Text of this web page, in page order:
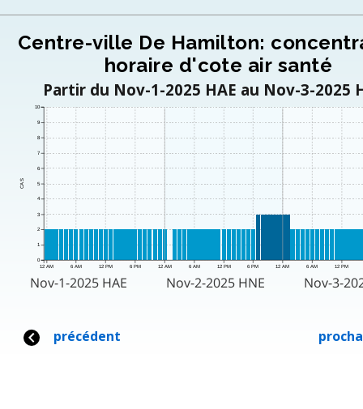
Centre-ville De Hamilton:
horaire d'cote air santé
Partir du Nov-1-2025 HAE au Nov-3-2025
12 AM 6 AM 12 PM 6 PM 12 AM 6 AM 12 PM 6 PM 12 AM 6 AM 12 PM
CAS
0
1
2
3
4
5
6
7
8
9
10
Nov-1-2025 HAE Nov-2-2025 HNE Nov-3-
précédent